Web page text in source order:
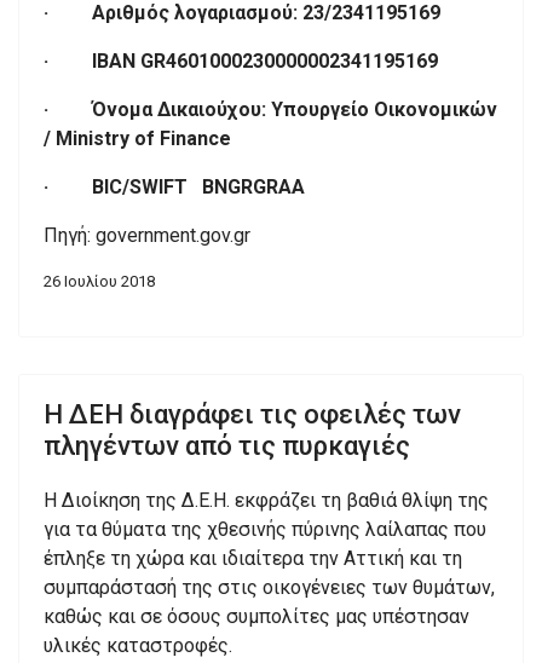
· Αριθμός λογαριασμού: 23/2341195169
· IBAN GR4601000230000002341195169
· Όνομα Δικαιούχου: Υπουργείο Οικονομικών
/ Ministry of Finance
· BIC/SWIFT BNGRGRAA
Πηγή: government.gov.gr
26 Ιουλίου 2018
Η ΔΕΗ διαγράφει τις οφειλές των
πληγέντων από τις πυρκαγιές
Η Διοίκηση της Δ.Ε.Η. εκφράζει τη βαθιά θλίψη της
για τα θύματα της χθεσινής πύρινης λαίλαπας που
έπληξε τη χώρα και ιδιαίτερα την Αττική και τη
συμπαράστασή της στις οικογένειες των θυμάτων,
καθώς και σε όσους συμπολίτες μας υπέστησαν
υλικές καταστροφές.